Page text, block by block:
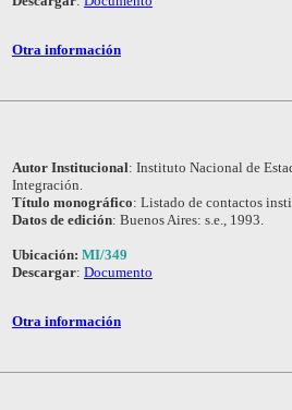
Otra información
Autor Institucional: Instituto Nacional de
Integración.
Título monográfico: Listado de contactos
Datos de edición: Buenos Aires: s.e., 1993.
Ubicación: MI/349
Descargar: Documento
Otra información